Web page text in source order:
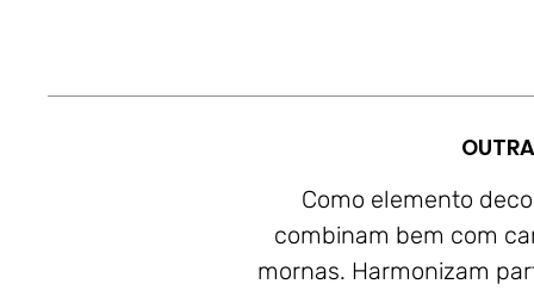
Como elemento
combinam bem com
mornas. Harmonizam